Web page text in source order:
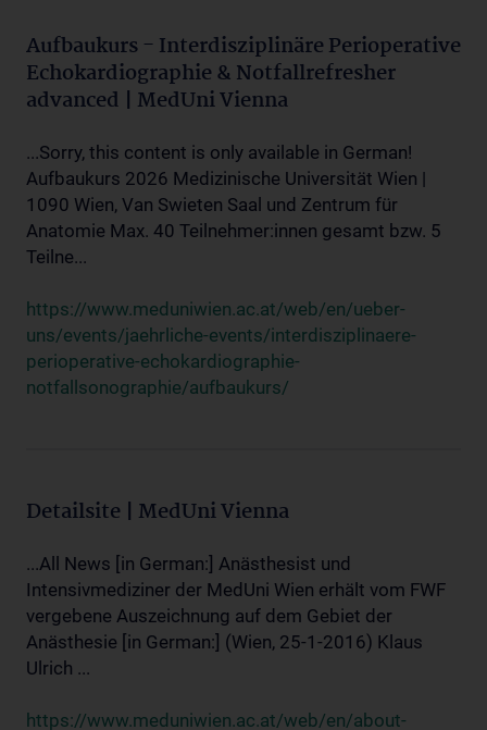
Aufbaukurs - Interdisziplinäre Perioperative
Echokardiographie & Notfallrefresher
advanced | MedUni Vienna
...Sorry, this content is only available in German!
Aufbaukurs 2026 Medizinische Universität Wien |
1090 Wien, Van Swieten Saal und Zentrum für
Anatomie Max. 40 Teilnehmer:innen gesamt bzw. 5
Teilne...
https://www.meduniwien.ac.at/web/en/ueber-
uns/events/jaehrliche-events/interdisziplinaere-
perioperative-echokardiographie-
notfallsonographie/aufbaukurs/
Detailsite | MedUni Vienna
...All News [in German:] Anästhesist und
Intensivmediziner der MedUni Wien erhält vom FWF
vergebene Auszeichnung auf dem Gebiet der
Anästhesie [in German:] (Wien, 25-1-2016) Klaus
Ulrich ...
https://www.meduniwien.ac.at/web/en/about-